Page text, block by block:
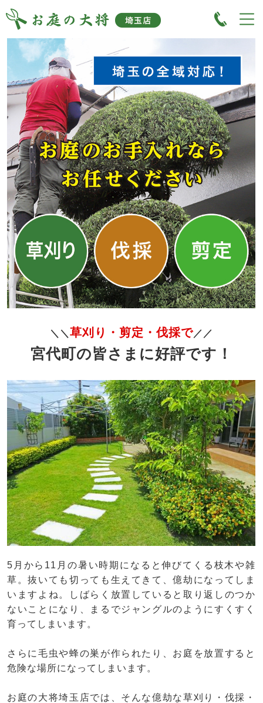
＼＼ 草刈り・剪定・伐採で／／
宮代町の皆さまに好評です！
5月から11月の暑い時期になると伸びてくる枝木や雑
草。抜いても切っても生えてきて、億劫になってしま
いますよね。しばらく放置していると取り返しのつか
ないことになり、まるでジャングルのようにすくすく
育ってしまいます。
さらに毛虫や蜂の巣が作られたり、お庭を放置すると
危険な場所になってしまいます。
お庭の大将埼玉店では、そんな億劫な草刈り・伐採・